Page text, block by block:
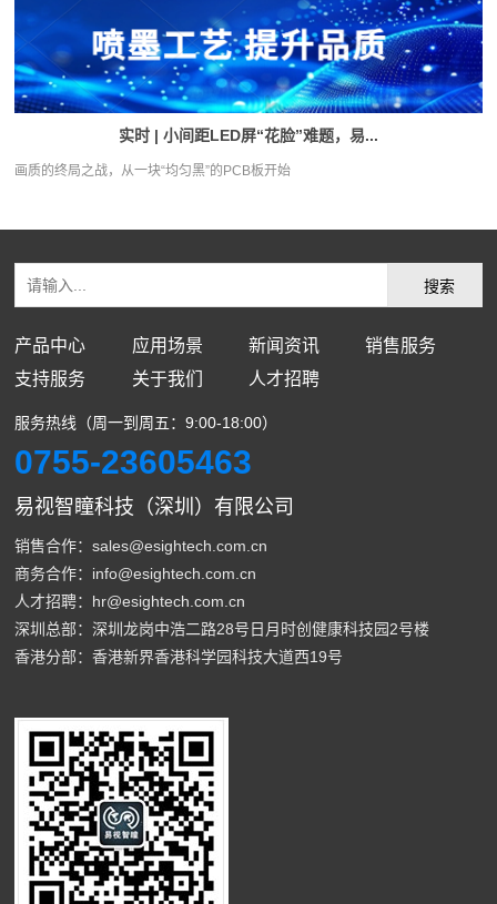
实时 | 小间距LED屏“花脸”难题，易...
画质的终局之战，从一块“均匀黑”的PCB板开始
产品中心 应用场景 新闻资讯
销售服务
支持服务
关于我们 人才招聘
服务热线（周一到周五：9:00-18:00）
0755-23605463
易视智瞳科技（深圳）有限公司
销售合作：sales@esightech.com.cn
商务合作：info@esightech.com.cn
人才招聘：hr@esightech.com.cn
深圳总部：深圳龙岗中浩二路28号日月时创健康科技园2号楼
香港分部：香港新界香港科学园科技大道西19号